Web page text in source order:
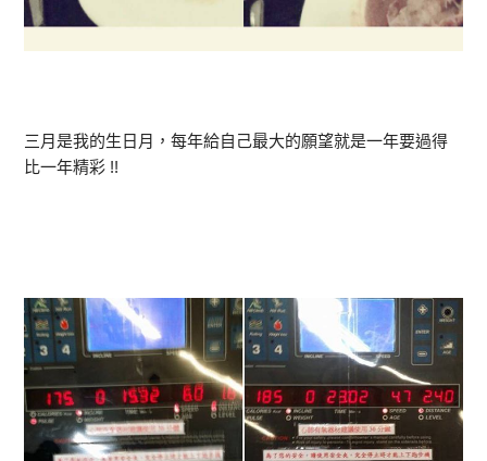
三月是我的生日月，每年給自己最大的願望就是一年要過得
比一年精彩 !!